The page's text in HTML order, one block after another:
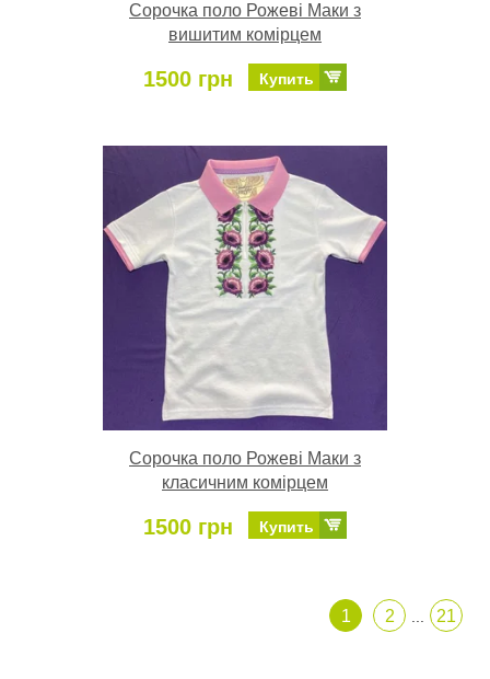
Сорочка поло Рожеві Маки з
вишитим комірцем
1500 грн Купить
Сорочка поло Рожеві Маки з
класичним комірцем
1500 грн Купить
1 2 ... 21